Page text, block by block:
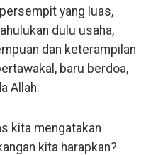
yang luas,
dulu usaha,
dan keterampilan
baru berdoa,
Allah.
kita mengatakan
kita harapkan?